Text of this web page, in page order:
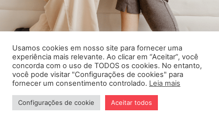
Cursos Procedimentos
Usamos cookies em nosso site para fornecer uma
experiência mais relevante. Ao clicar em “Aceitar”, você
concorda com o uso de TODOS os cookies. No entanto,
você pode visitar "Configurações de cookies" para
fornecer um consentimento controlado. Leia mais
Configurações de cookie Aceitar todos